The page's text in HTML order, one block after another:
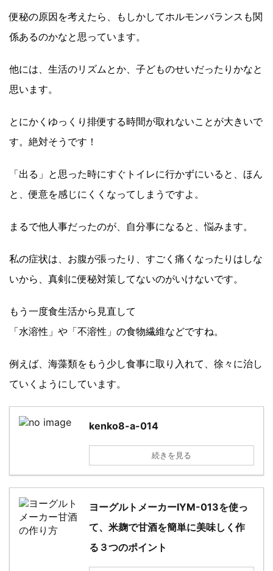
便秘の原因を考えたら、もしかしてホルモンバランスも関
係あるのかなと思っています。
他には、生活のリズムとか、子どものせいだったりかなと
思います。
とにかくゆっくり排便する時間が取れないことが大きいで
す。絶対そうです！
「出る」と思った時にすぐトイレに行かずにいると、ほん
と、便意を感じにくくなってしまうですよ。
まるで他人事だったのが、自分事になると、悩みます。
私の症状は、お腹が張ったり、すごく痛くなったりはしな
いから、真剣に便秘対策してないのがいけないです。
もう一度食生活から見直して
「水溶性」や「不溶性」の食物繊維などですね。
例えば、海藻類をもう少し食事に取り入れて、徐々に治し
ていくようにしています。
kenko8-a-014
続きを見る
ヨーグルトメーカーIYM-013を使っ
て、米麹で甘酒を簡単に美味しく作
る３つのポイント